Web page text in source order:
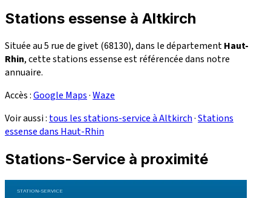
Stations essense à Altkirch
Située au 5 rue de givet (68130), dans le départementHaut-
Rhin, cette stations essense est référencée dans notre
annuaire.
Accès :Google Maps·Waze
Voir aussi : tous les stations-service à Altkirch·Stations
essense dans Haut-Rhin
Stations-Service à proximité